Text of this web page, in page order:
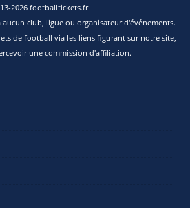
2026 footballtickets.fr
club, ligue ou organisateur d'événements.
de football via les liens figurant sur notre site,
une commission d'affiliation.